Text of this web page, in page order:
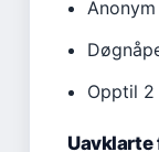
Opptil 2
Uavklarte